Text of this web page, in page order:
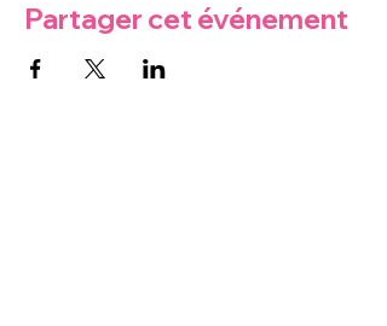
Partager cet événement